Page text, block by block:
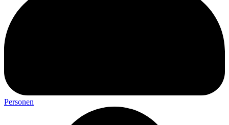
Personen